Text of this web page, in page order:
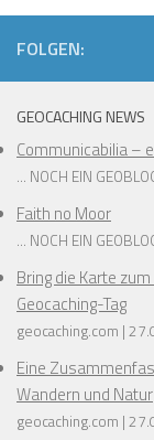
FOLGEN:
GEOCACHING NEWS
Communicabilia –
... NOCH EIN
Faith no Moor
... NOCH EIN
Bring die Karte
Geocaching-Tag
geocaching.com
Eine
Wandern und Natur
geocaching.com